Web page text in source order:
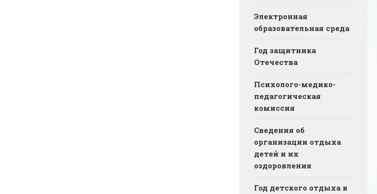
Электронная
образовательная среда
Год защитника
Отечества
Психолого-медико-
педагогическая
комиссия
Сведения об
организации отдыха
детей и их
оздоровления
Год детского отдыха в